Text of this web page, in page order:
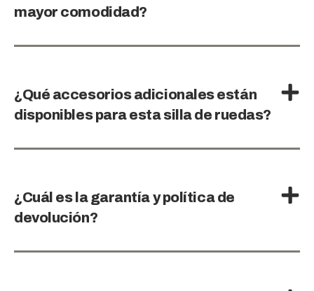
mayor comodidad?
¿Qué accesorios adicionales están
disponibles para esta silla de ruedas?
¿Cuál es la garantía y política de
devolución?